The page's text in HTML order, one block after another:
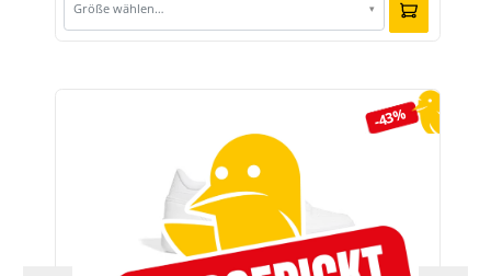
Größe wählen… ▾
-43%